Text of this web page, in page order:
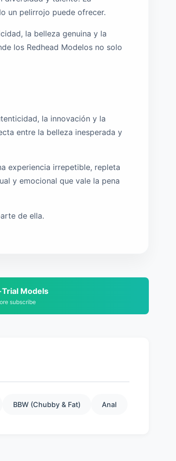
un pelirrojo puede ofrecer.
la belleza genuina y la
los Redhead Modelos no solo
la innovación y la
entre la belleza inesperada y
experiencia irrepetible, repleta
y emocional que vale la pena
de ella.
Models
subscribe
BBW (Chubby & Fat) Anal